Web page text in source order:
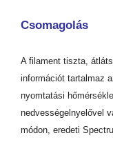
Csomagolás
A filament tiszta,
információt tartalmaz
nyomtatási
nedvességelnyelővel
módon, eredeti